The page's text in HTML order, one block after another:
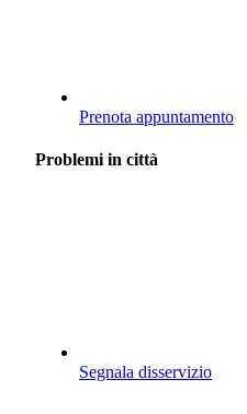
Prenota appuntamento
Problemi in città
Segnala disservizio